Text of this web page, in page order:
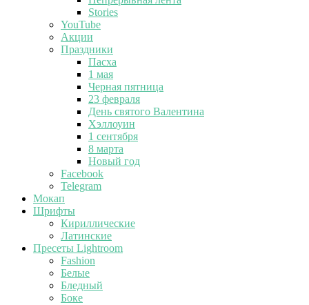
Stories
YouTube
Акции
Праздники
Пасха
1 мая
Черная пятница
23 февраля
День святого Валентина
Хэллоуин
1 сентября
8 марта
Новый год
Facebook
Telegram
Мокап
Шрифты
Кириллические
Латинские
Пресеты Lightroom
Fashion
Белые
Бледный
Боке